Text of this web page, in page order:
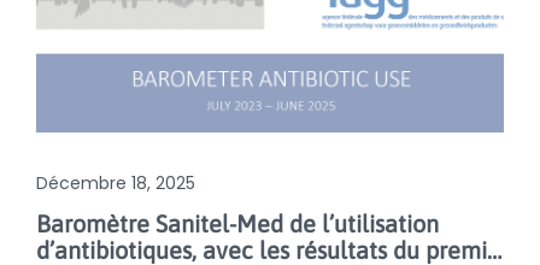
Décembre 18, 2025
Baromètre Sanitel-Med de l’utilisation
d’antibiotiques, avec les résultats du premier semestre de 2025